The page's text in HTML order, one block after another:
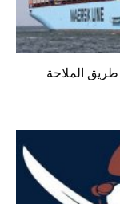
الملاحة